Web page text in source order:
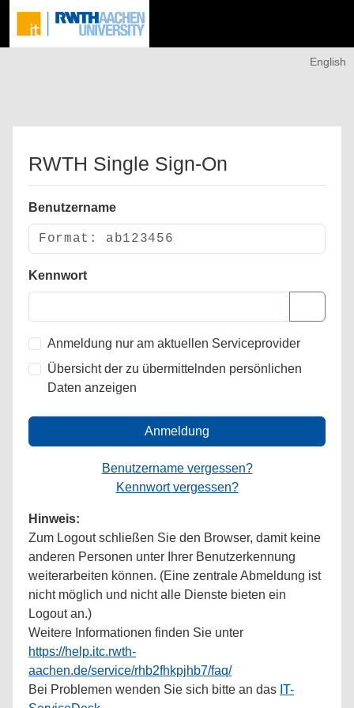
English
RWTH Single Sign-On
Benutzername
Kennwort
Anmeldung nur am aktuellen Serviceprovider
Übersicht der zu übermittelnden persönlichen
Daten anzeigen
Anmeldung
Benutzername vergessen?
Kennwort vergessen?
Hinweis:
Zum Logout schließen Sie den Browser, damit keine
anderen Personen unter Ihrer Benutzerkennung
weiterarbeiten können. (Eine zentrale Abmeldung ist
nicht möglich und nicht alle Dienste bieten ein
Logout an.)
Weitere Informationen finden Sie unter
https://help.itc.rwth-
aachen.de/service/rhb2fhkpjhb7/faq/
Bei Problemen wenden Sie sich bitte an das IT-